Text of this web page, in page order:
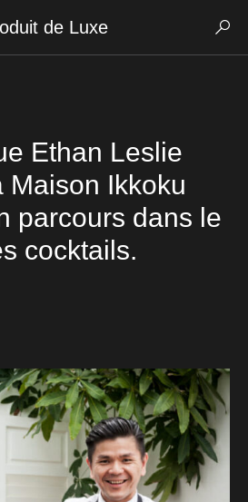
de Luxe
Ethan Leslie
Maison Ikkoku
parcours dans le
cocktails.